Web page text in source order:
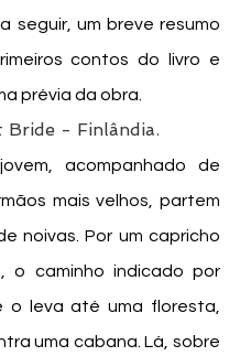
contos do livro e
prévia da obra.
Bride - Finlândia.
mais velhos, partem
noivas. Por um capricho
o caminho indicado por
o leva até uma floresta,
uma cabana. Lá, sobre